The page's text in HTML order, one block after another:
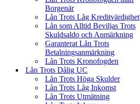
Borgenär
Lån Trots Låg Kreditvärdighet
Lån som Alltid Beviljas Trots
Skuldsaldo och Anmärkning
Garanterat Lån Trots
Betalningsanmärkning
Lån Trots Kronofogden
Lån Trots Dålig UC
Lån Trots Höga Skulder
Lån Trots Låg Inkomst
Lån Trots Utmätning